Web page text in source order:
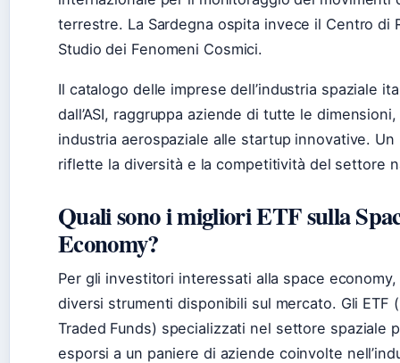
terrestre. La Sardegna ospita invece il Centro di
Studio dei Fenomeni Cosmici.
Il catalogo delle imprese dell’industria spaziale
dall’ASI, raggruppa aziende di tutte le
industria aerospaziale alle startup innovative.
riflette la diversità e la competitività del settore
Quali sono i migliori ETF sulla
Economy?
Per gli investitori interessati alla space
diversi strumenti disponibili sul mercato. Gli ETF
Traded Funds) specializzati nel settore spaziale
esporsi a un paniere di aziende coinvolte